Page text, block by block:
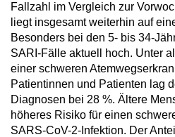
Fallzahl im Vergleich zur
liegt insgesamt weiterhin auf
Besonders bei den 5- bis 34-
SARI-Fälle aktuell hoch. Unter
einer schweren
Patientinnen und Patienten lag
Diagnosen bei 28 %. Ältere
höheres Risiko für einen
SARS-CoV-2-Infektion. Der